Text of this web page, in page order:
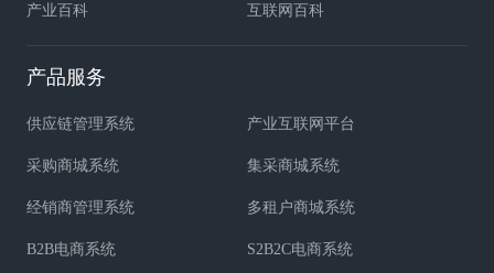
产业百科 互联网百科
产品服务
供应链管理系统 产业互联网平台
采购商城系统 集采商城系统
经销商管理系统 多租户商城系统
B2B电商系统 S2B2C电商系统